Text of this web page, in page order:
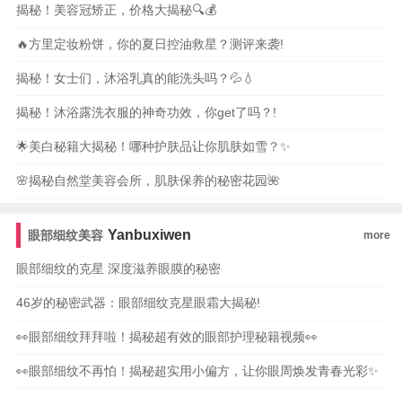
揭秘！美容冠矫正，价格大揭秘🔍💰
🔥方里定妆粉饼，你的夏日控油救星？测评来袭!
揭秘！女士们，沐浴乳真的能洗头吗？💦💧
揭秘！沐浴露洗衣服的神奇功效，你get了吗？!
🌟美白秘籍大揭秘！哪种护肤品让你肌肤如雪？✨
🌸揭秘自然堂美容会所，肌肤保养的秘密花园🌺
眼部细纹美容 Yanbuxiwen more
眼部细纹的克星 深度滋养眼膜的秘密
46岁的秘密武器：眼部细纹克星眼霜大揭秘!
👀眼部细纹拜拜啦！揭秘超有效的眼部护理秘籍视频👀
👀眼部细纹不再怕！揭秘超实用小偏方，让你眼周焕发青春光彩✨